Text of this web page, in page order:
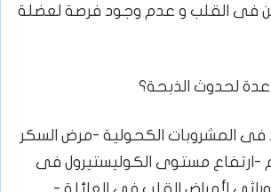
فى القلب و عدم وجود فرصة لعضلة
لحدوث الذبحة؟
⁦-⁩التدخين و الافراط فى المشروبات الكحولية ⁦-⁩مرض السكر
⁦-⁩ارتفاع ضغط الدم ⁦-⁩ارتفاع مستوى الكوليستيرول فى